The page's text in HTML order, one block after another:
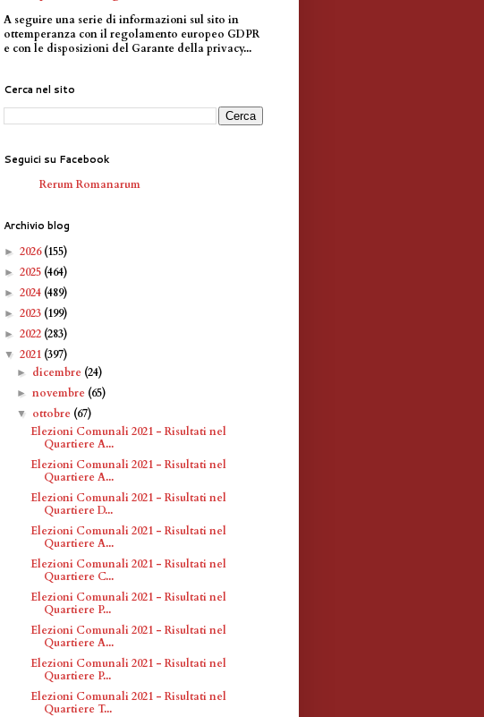
A seguire una serie di informazioni sul sito in
ottemperanza con il regolamento europeo GDPR
e con le disposizioni del Garante della privacy...
Cerca nel sito
Seguici su Facebook
Rerum Romanarum
Archivio blog
► 2026(155)
► 2025 (464)
► 2024 (489)
► 2023 (199)
► 2022 (283)
▼ 2021 (397)
► dicembre (24)
►novembre (65)
▼ ottobre (67)
Elezioni Comunali 2021 - Risultati nel
Quartiere A...
Elezioni Comunali 2021 - Risultati nel
Quartiere A...
Elezioni Comunali 2021 - Risultati nel
Quartiere D...
Elezioni Comunali 2021 - Risultati nel
Quartiere A...
Elezioni Comunali 2021 - Risultati nel
Quartiere C...
Elezioni Comunali 2021 - Risultati nel
Quartiere P...
Elezioni Comunali 2021 - Risultati nel
Quartiere A...
Elezioni Comunali 2021 - Risultati nel
Quartiere P...
Elezioni Comunali 2021 - Risultati nel
Quartiere T...